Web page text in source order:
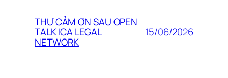
THƯ CẢM ƠN SAU OPEN
TALK ICA LEGAL
NETWORK
15/06/2026